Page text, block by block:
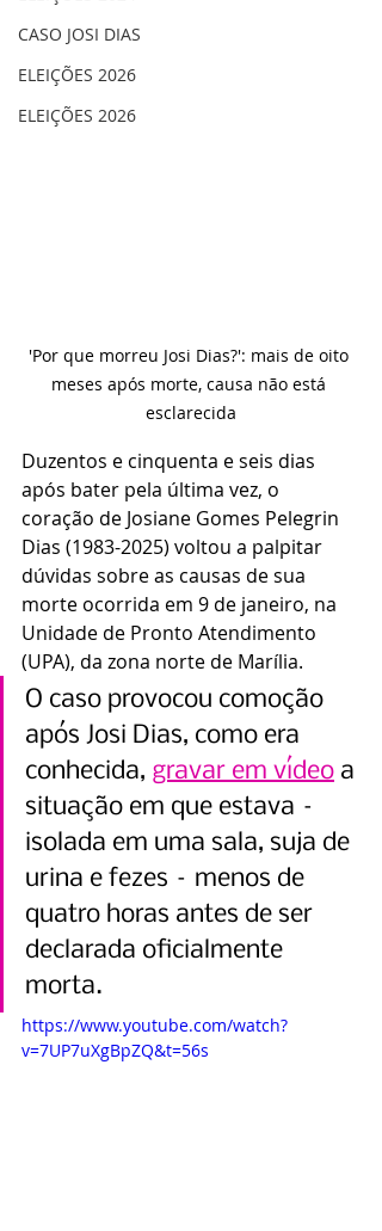
CASO JOSI DIAS
ELEIÇÕES 2026
ELEIÇÕES 2026
'Por que morreu Josi Dias?': mais de oito
meses após morte, causa não está
esclarecida
Duzentos e cinquenta e seis dias
após bater pela última vez, o
coração de Josiane Gomes Pelegrin
Dias (1983-2025) voltou a palpitar
dúvidas sobre as causas de sua
morte ocorrida em 9 de janeiro, na
Unidade de Pronto Atendimento
(UPA), da zona norte de Marília.
O caso provocou comoção
após Josi Dias, como era
conhecida, gravar em vídeo a
situação em que estava –
isolada em uma sala, suja de
urina e fezes – menos de
quatro horas antes de ser
declarada oficialmente
morta.
https://www.youtube.com/watch?
v=7UP7uXgBpZQ&t=56s